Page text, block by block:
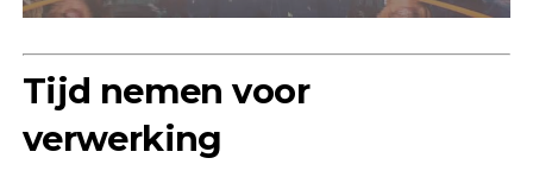
Tijd nemen voor
verwerking